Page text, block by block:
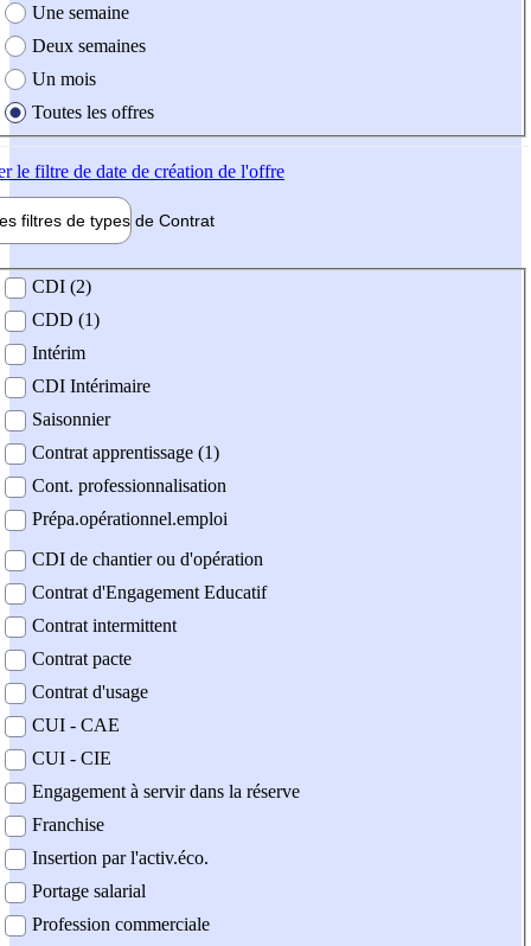
Une semaine
Deux semaines
Un mois
Toutes les offres
le filtre de date de création de l'offre
filtres de types de Contrat
contrat
CDI (2)
CDD (1)
Intérim
CDI Intérimaire
Saisonnier
Contrat apprentissage (1)
Cont. professionnalisation
Prépa.opérationnel.emploi
CDI de chantier ou d'opération
Contrat d'Engagement Educatif
Contrat intermittent
Contrat pacte
Contrat d'usage
CUI - CAE
CUI - CIE
Engagement à servir dans la réserve
Franchise
Insertion par l'activ.éco.
Portage salarial
Profession commerciale